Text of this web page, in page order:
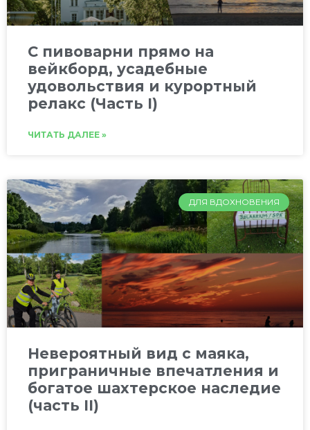
C пивоварни прямо на
вейкборд, усадебные
удовольствия и курортный
релакс (Часть I)
ЧИТАТЬ ДАЛЕЕ »
ДЛЯ ВДОХНОВЕНИЯ
Невероятный вид с маяка,
приграничные впечатления и
богатое шахтерское наследие
(часть II)